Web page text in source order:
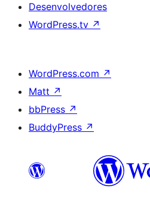
Desenvolvedores
WordPress.tv ↗
WordPress.com ↗
Matt ↗
bbPress ↗
BuddyPress ↗